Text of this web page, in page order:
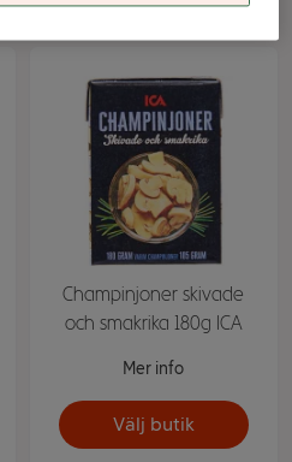
Champinjoner skivade
och smakrika 180g ICA
Mer info
Välj butik